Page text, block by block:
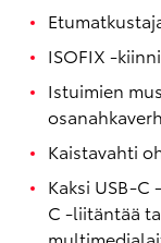
ISOFIX -
Istuimien
Kaistavahti
Kaksi USB-C
C -liitäntää